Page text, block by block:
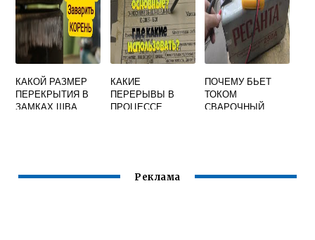
НАСОСА
ВЫСОКОГО
ДАВЛЕНИЯ
КАКОЙ РАЗМЕР
ПЕРЕКРЫТИЯ В
ЗАМКАХ ШВА
КАКИЕ
ПЕРЕРЫВЫ В
ПРОЦЕССЕ
ДОПУСКАЕТСЯ
ПОЧЕМУ БЬЕТ
ТОКОМ
СВАРОЧНЫЙ
Реклама